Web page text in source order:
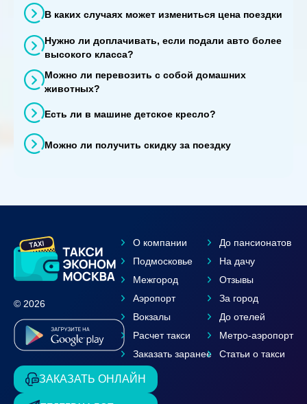
В каких случаях может измениться цена поездки
Нужно ли доплачивать, если подали авто более
высокого класса?
Можно ли перевозить с собой домашних
животных?
Есть ли в машине детское кресло?
Можно ли получить скидку за поездку
© 2026
О компании
Подмосковье
Межгород
Аэропорт
Вокзалы
Расчет такси
Заказать заранее
До пансионатов
На дачу
Отзывы
За город
До отелей
Метро-аэропорт
Статьи о такси
ЗАКАЗАТЬ ОНЛАЙН